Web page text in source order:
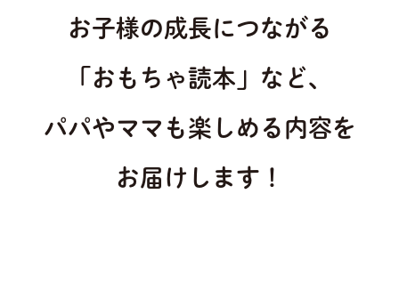
お子様の成長につながる
「おもちゃ読本」など、
パパやママも楽しめる内容を
お届けします！